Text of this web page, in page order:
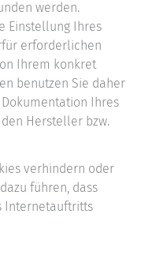
werden.
Einstellung Ihres
erforderlichen
Ihrem konkret
benutzen Sie daher
Ihres
Hersteller bzw.
verhindern oder
führen, dass
Internetauftritts